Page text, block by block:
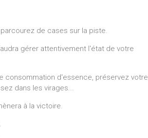
de cases sur la piste.
gérer attentivement l'état de votre
consommation d'essence, préservez votre
dans les virages...
à la victoire.